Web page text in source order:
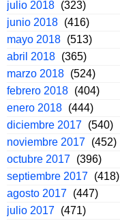
julio 2018 (323)
junio 2018 (416)
mayo 2018 (513)
abril 2018 (365)
marzo 2018 (524)
febrero 2018 (404)
enero 2018 (444)
diciembre 2017 (540)
noviembre 2017 (452)
octubre 2017 (396)
septiembre 2017 (418)
agosto 2017 (447)
julio 2017 (471)